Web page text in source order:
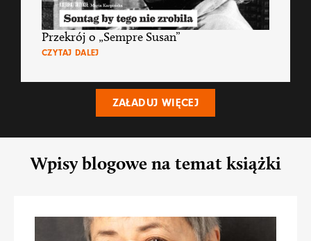
Przekrój o „Sempre Susan”
CZYTAJ DALEJ
ZAŁADUJ WIĘCEJ
Wpisy blogowe na temat książki